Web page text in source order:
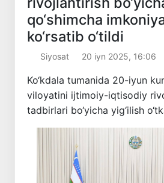
qo‘shimcha
ko‘rsatib o‘tildi
Siyosat 20 iyn 2025, 16:06
Ko‘kdala tumanida 20-iyun
viloyatini ijtimoiy-iqtisodiy
tadbirlari bo‘yicha yig‘ilish